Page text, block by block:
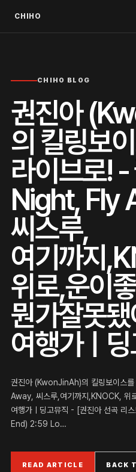
CHIHO
CHIHO BLOG
권진아
의 킬링보
라이브로!
Night, Fly
씨스루,
여기까지
위로,운이
뭔가잘못
여행가ㅣ
권진아 (KwonJinAh)의 킬링보이스
Away, 씨스루,여기까지,KNOCK, 위
여행가ㅣ딩고뮤직 - [권진아 선곡
End) 2:59 Lo…
READ ARTICLE BACK